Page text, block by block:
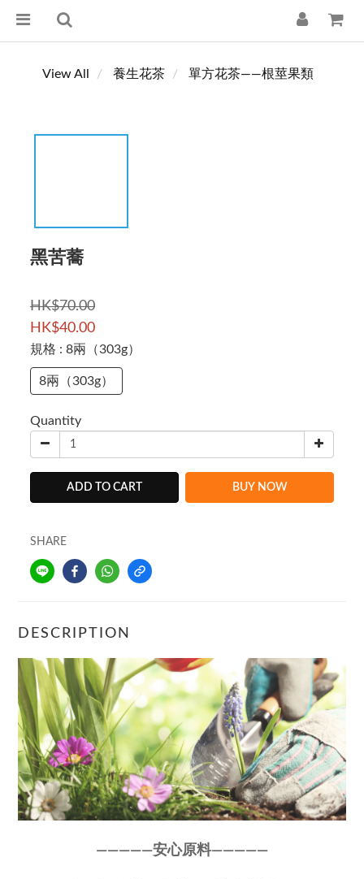
View All 養生花茶 單方花茶——根莖果類
黑苦蕎
HK$70.00
HK$40.00
規格 : 8兩（303g）
8兩（303g）
Quantity
ADD TO CART BUY NOW
SHARE
DESCRIPTION
—————安心原料—————